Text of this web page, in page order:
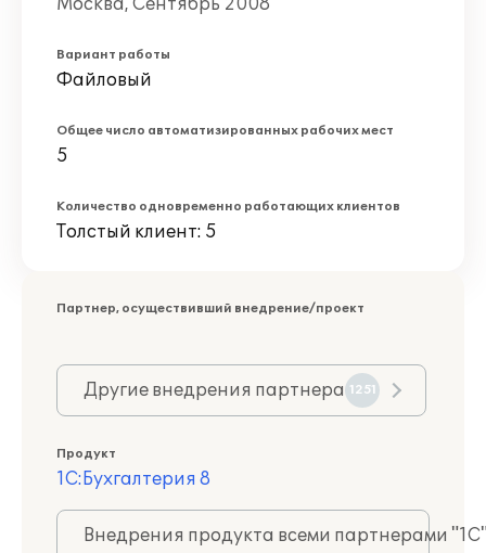
Москва, Сентябрь 2008
Вариант работы
Файловый
Общее число автоматизированных рабочих мест
5
Количество одновременно работающих клиентов
Толстый клиент: 5
Партнер, осуществивший внедрение/проект
Другие внедрения партнера 1251
Продукт
1С:Бухгалтерия 8
Внедрения продукта всеми партнерами